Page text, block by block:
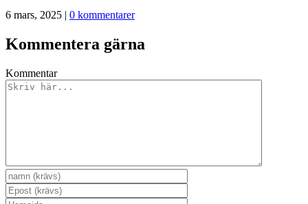
6 mars, 2025 | 0 kommentarer
Kommentera gärna
Kommentar